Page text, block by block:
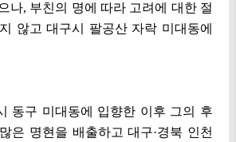
나, 부친의 명에 따라 고려에 대한 절
않고 대구시 팔공산 자락 미대동에
동구 미대동에 입향한 이후 그의 후
은 명현을 배출하고 대구·경북 인천